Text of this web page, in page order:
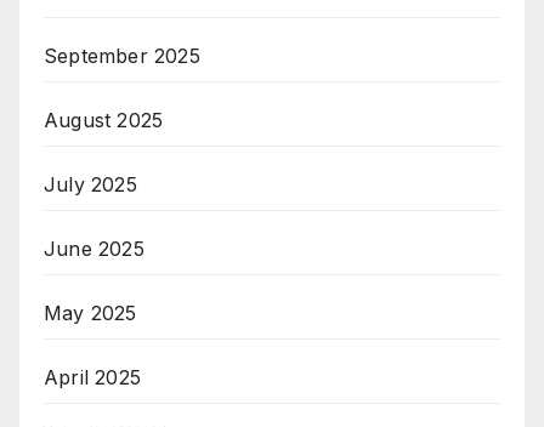
September 2025
August 2025
July 2025
June 2025
May 2025
April 2025